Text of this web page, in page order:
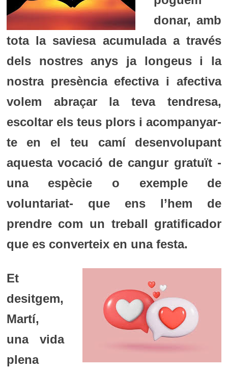
donar, amb
tota la saviesa acumulada a través
dels nostres anys ja longeus i la
nostra presència efectiva i afectiva
volem abraçar la teva tendresa,
escoltar els teus plors i acompanyar-
te en el teu camí desenvolupant
aquesta vocació de cangur gratuït -
una espècie o exemple de
voluntariat- que ens l’hem de
prendre com un treball gratificador
que es converteix en una festa.
Et
desitgem,
Martí,
una vida
plena